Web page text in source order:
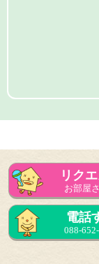
リク
お部屋
電話
088-